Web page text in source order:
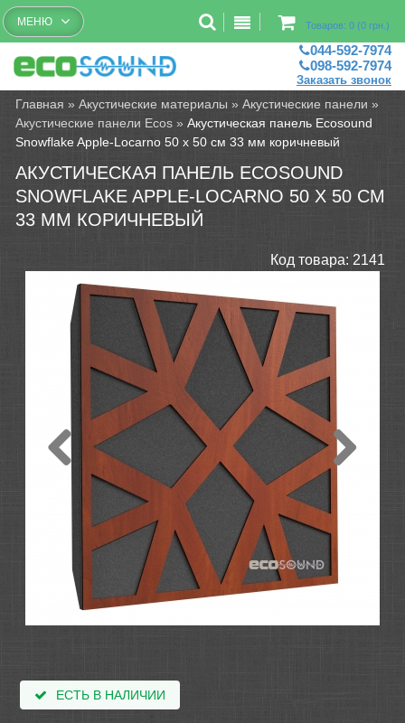
Бесплатный рассчет помещений
Товаров: 0 (0 грн.)
МЕНЮ
044-592-7974
098-592-7974
Заказать звонок
Главная »Акустические материалы »Акустические панели »
Акустические панели Ecos »Акустическая панель Ecosound
Snowflake Apple-Locarno 50 х 50 см 33 мм коричневый
АКУСТИЧЕСКАЯ ПАНЕЛЬ ECOSOUND
SNOWFLAKE APPLE-LOCARNO 50 Х 50 СМ
33 ММ КОРИЧНЕВЫЙ
Код товара: 2141
ЕСТЬ В НАЛИЧИИ